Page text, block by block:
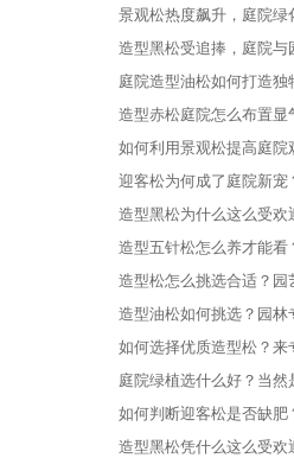
景观松热度飙升，庭院绿
造型黑松受追捧，庭院
庭院造型油松如何打造独
造型赤松庭院怎么布置
如何利用景观松提高庭院
迎客松为何成了庭院新宠
造型黑松为什么这么受欢
造型五针松怎么养才能
造型松怎么挑选合适？
造型油松如何挑选？园
如何选择优质造型松？来
庭院绿植选什么好？当然
如何判断迎客松是否缺肥
造型黑松凭什么这么受欢